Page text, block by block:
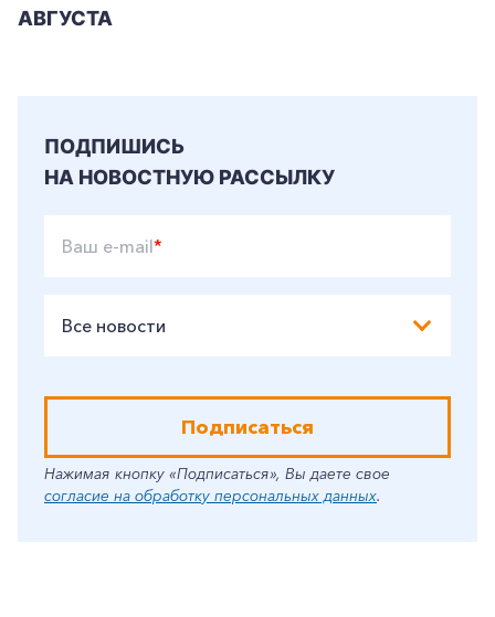
АВГУСТА
ПОДПИШИСЬ
НА НОВОСТНУЮ РАССЫЛКУ
Ваш e-mail*
Все новости
Подписаться
Нажимая кнопку «Подписаться», Вы даете свое
согласие на обработку персональных данных.